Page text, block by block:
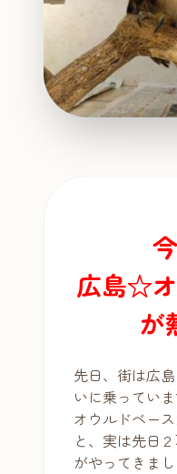
広島☆
が
先日、街は広
いに乗ってい
オウルドベー
と、実は先日
がやってきまし